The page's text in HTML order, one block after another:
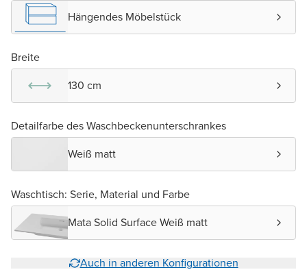
Hängendes Möbelstück
Breite
130 cm
Detailfarbe des Waschbeckenunterschrankes
Weiß matt
Waschtisch: Serie, Material und Farbe
Mata Solid Surface Weiß matt
Auch in anderen Konfigurationen